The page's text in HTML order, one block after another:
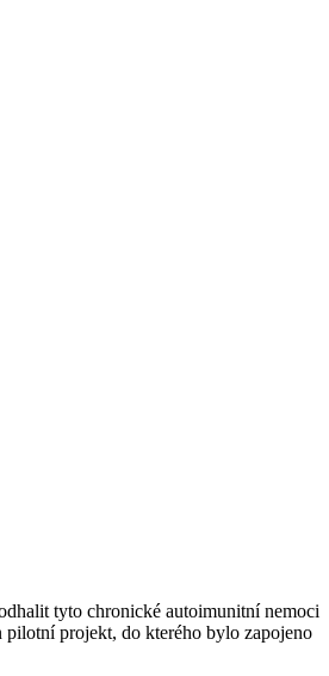
tyto chronické autoimunitní nemoci
pilotní projekt, do kterého bylo zapojeno